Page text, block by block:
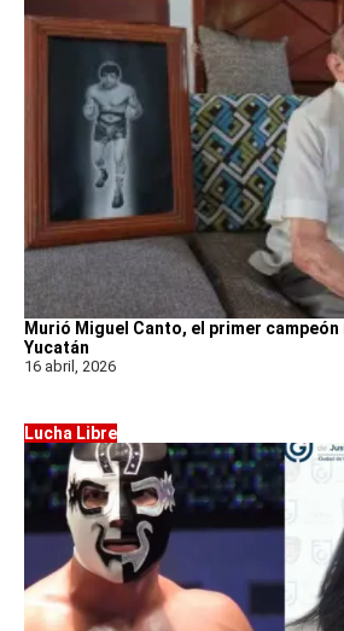
Murió Miguel Canto, el primer
Yucatán
16 abril, 2026
Lucha Libre